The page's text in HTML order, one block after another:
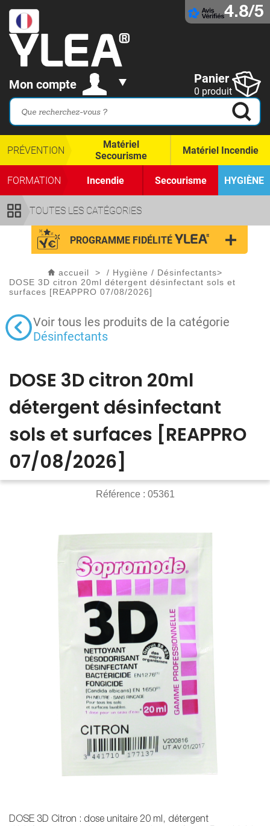
4.8/5
Mon compte Panier
0 produit
TOUTES LES CATÉGORIES
PRÉVENTION
Matériel
Secourisme
Matériel Incendie
FORMATION Incendie Secourisme HYGIÈNE
PROGRAMME FIDÉLITÉ
accueil > / Hygiène / Désinfectants>
DOSE 3D citron 20ml détergent désinfectant sols et
surfaces [REAPPRO 07/08/2026]
Voir tous les produits de la catégorie
Désinfectants
DOSE 3D citron 20ml
détergent désinfectant
sols et surfaces [REAPPRO
07/08/2026]
Référence : 05361
DOSE 3D Citron : dose unitaire 20 ml, détergent